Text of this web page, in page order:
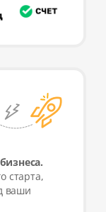
старта,
ваши